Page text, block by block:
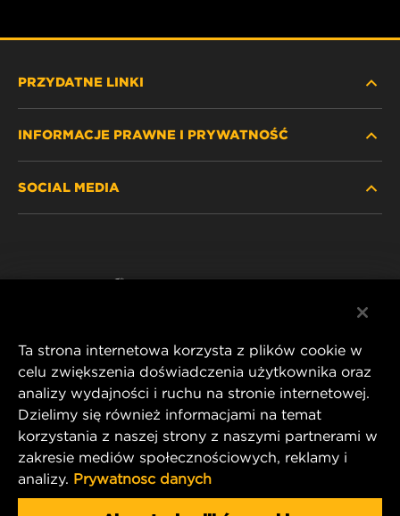
PRZYDATNE LINKI
GDZIE KUPIĆ
INFORMACJE PRAWNE I PRYWATNOŚĆ
SOCIAL MEDIA
MANN+HUMMEL FT Poland
ul. Wrocławska 145,
63-800 GOSTYŃ, POLAND
Tel. +48 65 572 89 00
E-mail: info@mann-hummel.com
Ta strona internetowa korzysta z plików cookie w
celu zwiększenia doświadczenia użytkownika oraz
analizy wydajności i ruchu na stronie internetowej.
Dzielimy się również informacjami na temat
korzystania z naszej strony z naszymi partnerami w
zakresie mediów społecznościowych, reklamy i
analizy. Prywatnosc danych